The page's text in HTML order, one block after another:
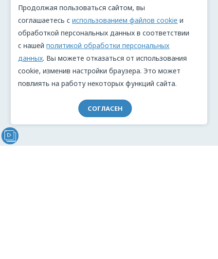
Продолжая пользоваться сайтом, вы
соглашаетесь сиспользованием файлов cookie и
обработкой персональных данных в соответствии
с нашейполитикой обработки персональных
данных. Вы можете отказаться от использования
cookie, изменив настройки браузера. Это может
повлиять на работу некоторых функций сайта.
СОГЛАСЕН